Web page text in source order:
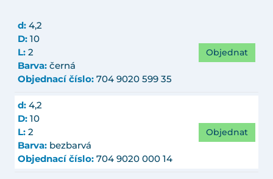
d: 4,2
D: 10
L: 2
Barva: černá
Objednací číslo: 704 9020 599 35
Objednat
d: 4,2
D: 10
L: 2
Barva: bezbarvá
Objednací číslo: 704 9020 000 14
Objednat